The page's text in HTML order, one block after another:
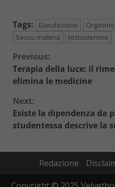
Tags: Eiaculazione Orgasmo
Sesso mattina
testosterone
Continue
Reading
Previous:
Terapia della luce: il
elimina le medicine
Next:
Esiste la dipendenza da
studentessa descrive la
Redazione